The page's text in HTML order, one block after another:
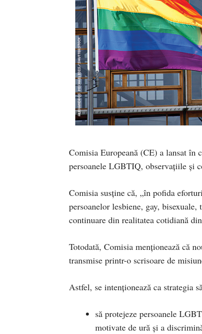
Comisia Europeană (CE) a lansat
persoanele LGBTIQ, observațiile și
Comisia susține că, „în pofida
persoanelor lesbiene, gay,
continuare din realitatea cotidiană
Totodată, Comisia menționează că
transmise printr-o scrisoare de
Astfel, se intenționează ca strategia
să protejeze persoanele
motivate de ură și a